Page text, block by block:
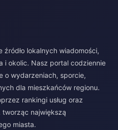
źródło lokalnych wiadomości,
i okolic. Nasz portal codziennie
o wydarzeniach, sporcie,
dla mieszkańców regionu.
rankingi usług oraz
tworząc największą
miasta.